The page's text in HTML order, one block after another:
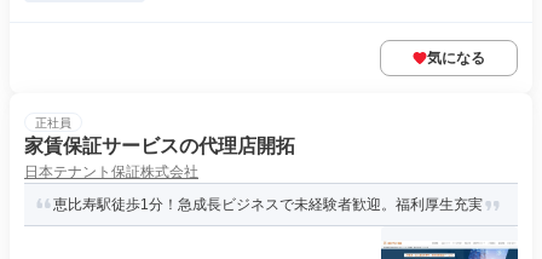
気になる
正社員
家賃保証サービスの代理店開拓
日本テナント保証株式会社
恵比寿駅徒歩1分！急成長ビジネスで未経験者歓迎。福利厚生充実